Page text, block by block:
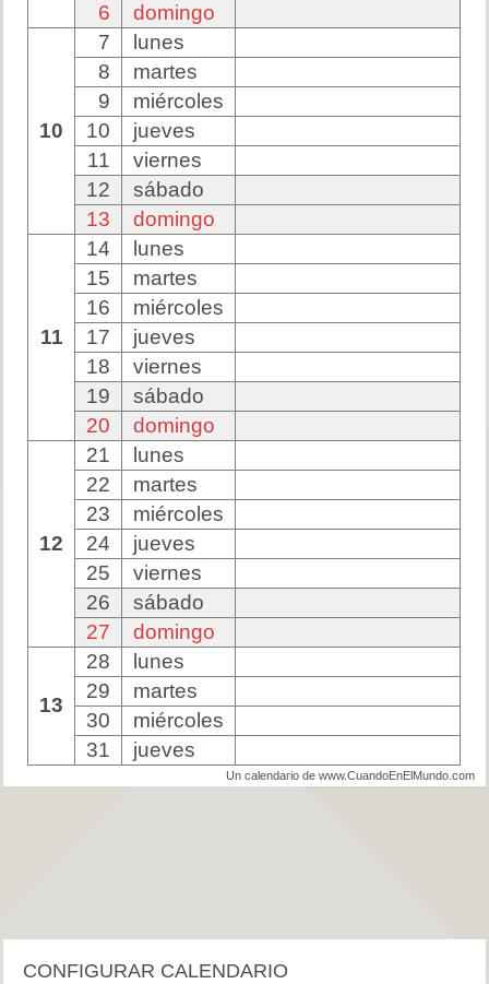
6
domingo
10
7
lunes
8
martes
9
miércoles
10
jueves
11
viernes
12
sábado
13
domingo
11
14
lunes
15
martes
16
miércoles
17
jueves
18
viernes
19
sábado
20
domingo
12
21
lunes
22
martes
23
miércoles
24
jueves
25
viernes
26
sábado
27
domingo
13
28
lunes
29
martes
30
miércoles
31
jueves
Un calendario de www.CuandoEnElMundo.com
CONFIGURAR CALENDARIO